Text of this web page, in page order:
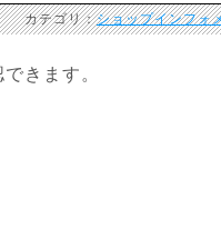
カテゴリ：ショップインフォ
きます。